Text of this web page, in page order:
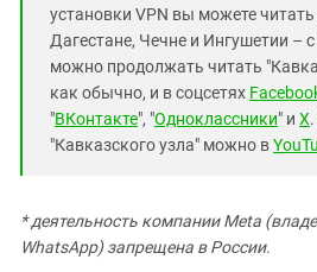
установки VPN вы можете читать
Дагестане, Чечне и Ингушетии –
можно продолжать читать
как обычно, и в соцсетях
"ВКонтакте", "Одноклассники" и X
"Кавказского узла" можно в
* деятельность компании Meta
WhatsApp) запрещена в России.